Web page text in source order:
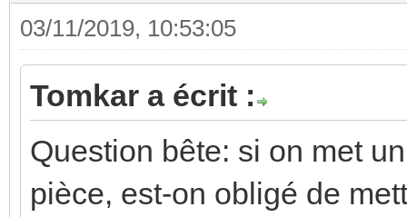
03/11/2019, 10:53:05
Tomkar a écrit :
Question bête: si on met
pièce, est-on obligé de